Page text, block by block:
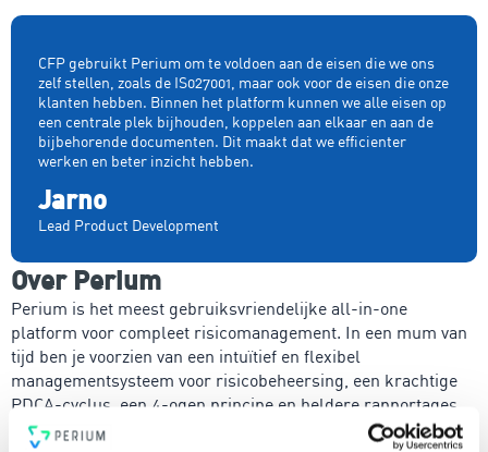
CFP gebruikt Perium om te voldoen aan de eisen die we ons
zelf stellen, zoals de IS027001, maar ook voor de eisen die onze
klanten hebben. Binnen het platform kunnen we alle eisen op
een centrale plek bijhouden, koppelen aan elkaar en aan de
bijbehorende documenten. Dit maakt dat we efficienter
werken en beter inzicht hebben.
Jarno
Lead Product Development
Over Perium
Perium is het meest gebruiksvriendelijke all-in-one
platform voor compleet risicomanagement. In een mum van
tijd ben je voorzien van een intuïtief en flexibel
managementsysteem voor risicobeheersing, een krachtige
PDCA-cyclus, een 4-ogen principe en heldere rapportages.
Voldoe vanaf nu aan de voor jou relevante standaarden voor